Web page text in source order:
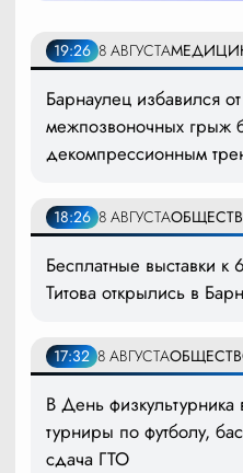
19:26 8 АВГУСТА
Барнаулец избавился
межпозвоночных грыж
декомпрессионным
18:26 8 АВГУСТА
Бесплатные выставки к
Титова открылись в
17:32 8 АВГУСТА
В День
турниры по футболу,
сдача ГТО